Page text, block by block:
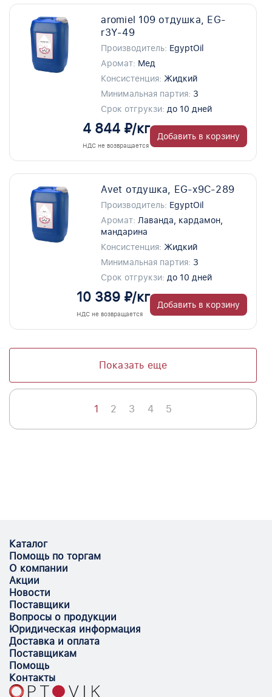
aromiel 109 отдушка, EG-
r3Y-49
Производитель: EgyptOil
Аромат: Мед
Консистенция: Жидкий
Минимальная партия: 3
Срок отгрукзи: до 10 дней
4 844 ₽/кг
НДС не возвращается
Добавить в корзину
Avet отдушка, EG-x9C-289
Производитель: EgyptOil
Аромат: Лаванда, кардамон,
мандарина
Консистенция: Жидкий
Минимальная партия: 3
Срок отгрукзи: до 10 дней
10 389 ₽/кг
НДС не возвращается
Добавить в корзину
Показать еще
1 2 3 4 5
Каталог
Помощь по торгам
О компании
Акции
Новости
Поставщики
Вопросы о продукции
Юридическая информация
Доставка и оплата
Поставщикам
Помощь
Контакты